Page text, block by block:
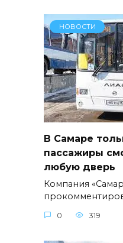
НОВОСТИ
В Самаре
пассажиры
любую дверь
Компания
0 319